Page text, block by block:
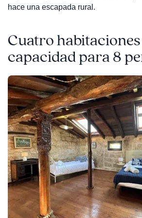
hace una escapada rural.
Cuatro
capacidad para 8